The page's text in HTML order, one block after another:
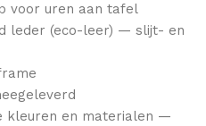
voor uren aan tafel
leder (eco-leer) — slijt- en
kleuren en materialen —